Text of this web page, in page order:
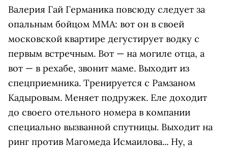
Валерия Гай Германика повсюду следует за
опальным бойцом ММА: вот он в своей
московской квартире дегустирует водку с
первым встречным. Вот — на могиле отца, а
вот — в рехабе, звонит маме. Выходит из
спецприемника. Тренируется с Рамзаном
Кадыровым. Меняет подружек. Еле доходит
до своего отельного номера в компании
специально вызванной спутницы. Выходит на
ринг против Магомеда Исмаилова... Ну, а